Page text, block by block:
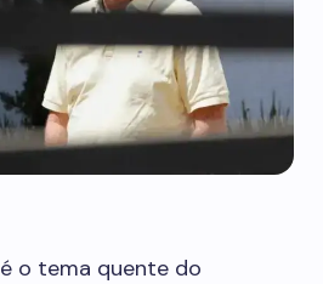
é o tema quente do